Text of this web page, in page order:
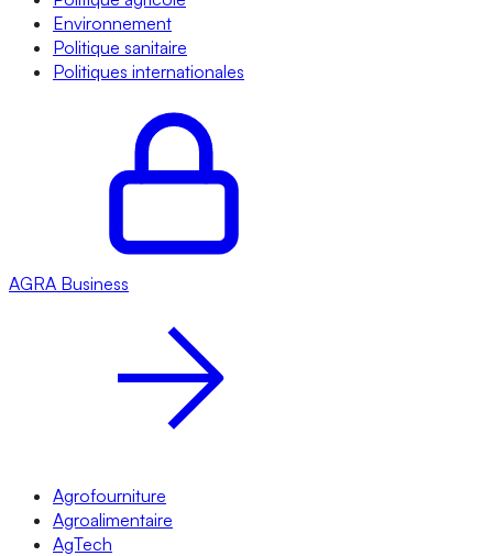
Environnement
Politique sanitaire
Politiques internationales
AGRA Business
Agrofourniture
Agroalimentaire
AgTech